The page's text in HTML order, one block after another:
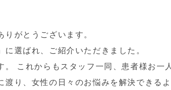
がとうございます。
選ばれ、ご紹介いただきました。
これからもスタッフ一同、患者様お一
り、女性の日々のお悩みを解決できる